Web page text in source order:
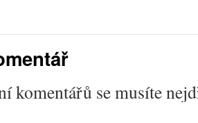
komentářů se musíte